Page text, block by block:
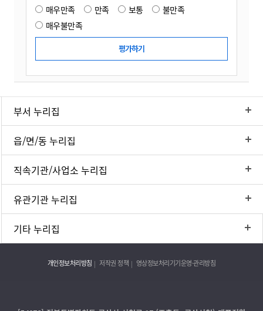
매우만족 만족 보통
불만족
매우불만족
부서 누리집
읍/면/동 누리집
직속기관/사업소 누리집
유관기관 누리집
기타 누리집
개인정보처리방침 저작권 정책 영상정보처리기기운영·관리방침